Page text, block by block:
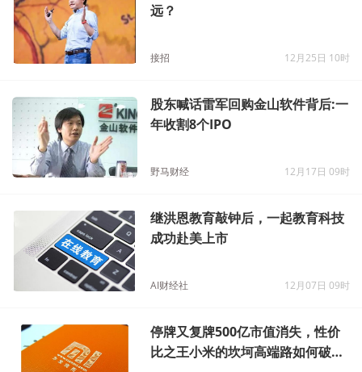
远？
接招 12月25日 10时
股东喊话雷军回购金山软件背后:一
年收割8个IPO
野马财经 12月17日 09时
继洪恩教育敲钟后，一起教育科技
成功赴美上市
AI财经社 12月07日 09时
停牌又复牌500亿市值消失，性价
比之王小米的坎坷高端路如何破